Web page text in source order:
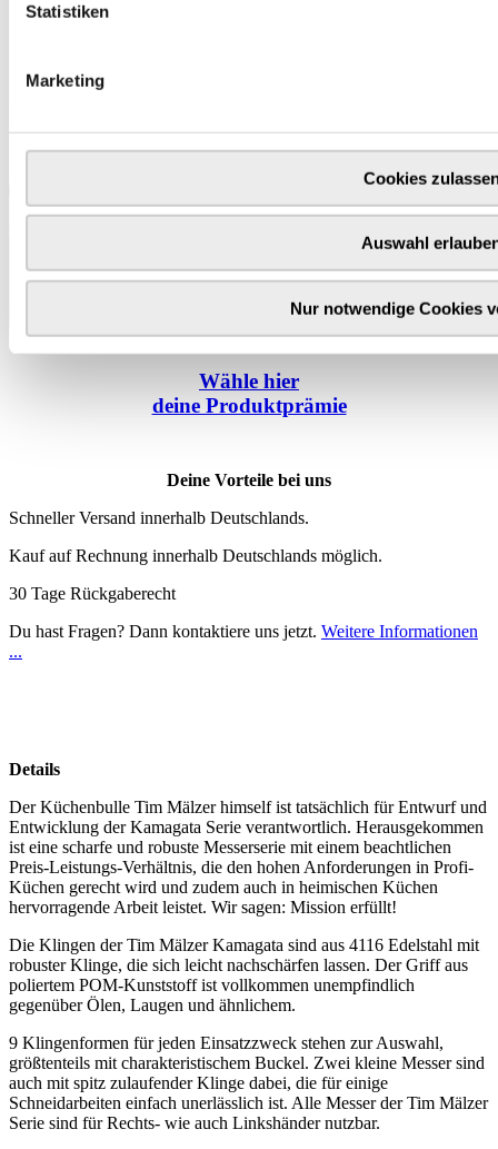
Statistiken
Marketing
Cookies
Auswahl
Nur notwendige Cookies
Wähle hier
deine Produktprämie
Deine Vorteile bei uns
Schneller Versand innerhalb Deutschlands.
Kauf auf Rechnung innerhalb Deutschlands möglich.
30 Tage Rückgaberecht
Du hast Fragen? Dann kontaktiere uns jetzt. Weitere Informationen
...
Details
Der Küchenbulle Tim Mälzer himself ist tatsächlich für Entwurf und
Entwicklung der Kamagata Serie verantwortlich. Herausgekommen
ist eine scharfe und robuste Messerserie mit einem beachtlichen
Preis-Leistungs-Verhältnis, die den hohen Anforderungen in Profi-
Küchen gerecht wird und zudem auch in heimischen Küchen
hervorragende Arbeit leistet. Wir sagen: Mission erfüllt!
Die Klingen der Tim Mälzer Kamagata sind aus 4116 Edelstahl mit
robuster Klinge, die sich leicht nachschärfen lassen. Der Griff aus
poliertem POM-Kunststoff ist vollkommen unempfindlich
gegenüber Ölen, Laugen und ähnlichem.
9 Klingenformen für jeden Einsatzzweck stehen zur Auswahl,
größtenteils mit charakteristischem Buckel. Zwei kleine Messer sind
auch mit spitz zulaufender Klinge dabei, die für einige
Schneidarbeiten einfach unerlässlich ist. Alle Messer der Tim Mälzer
Serie sind für Rechts- wie auch Linkshänder nutzbar.